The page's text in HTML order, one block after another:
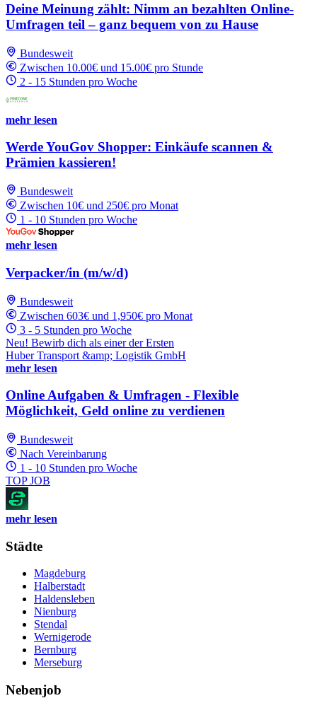
Deine Meinung zählt: Nimm an bezahlten Online-
Umfragen teil – ganz bequem von zu Hause
Bundesweit
Zwischen 10.00€ und 15.00€ pro Stunde
2 - 15 Stunden pro Woche
mehr lesen
Werde YouGov Shopper: Einkäufe scannen &
Prämien kassieren!
Bundesweit
Zwischen 10€ und 250€ pro Monat
1 - 10 Stunden pro Woche
mehr lesen
Verpacker/in (m/w/d)
Bundesweit
Zwischen 603€ und 1,950€ pro Monat
3 - 5 Stunden pro Woche
Neu! Bewirb dich als einer der Ersten
Huber Transport &amp; Logistik GmbH
mehr lesen
Online Aufgaben & Umfragen - Flexible
Möglichkeit, Geld online zu verdienen
Bundesweit
Nach Vereinbarung
1 - 10 Stunden pro Woche
TOP JOB
mehr lesen
Städte
Magdeburg
Halberstadt
Haldensleben
Nienburg
Stendal
Wernigerode
Bernburg
Merseburg
Nebenjob